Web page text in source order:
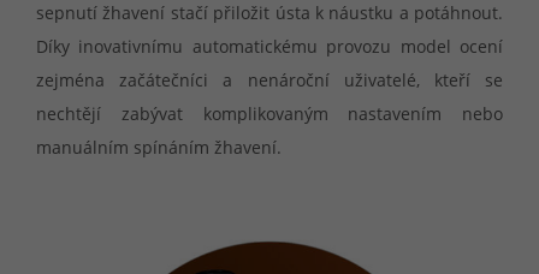
sepnutí žhavení stačí přiložit ústa k náustku a potáhnout.
Díky inovativnímu automatickému provozu model ocení
zejména začátečníci a nenároční uživatelé, kteří se
nechtějí zabývat komplikovaným nastavením nebo
manuálním spínáním žhavení.